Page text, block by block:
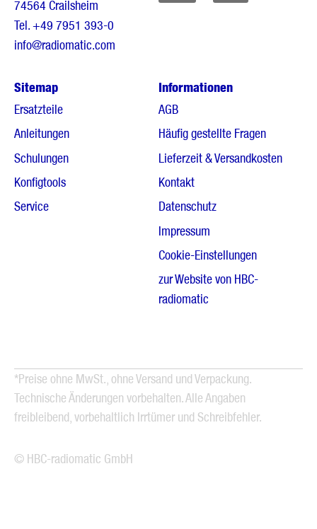
74564 Crailsheim
Tel.+49 7951 393-0
info@radiomatic.com
Sitemap
Ersatzteile
Anleitungen
Schulungen
Konfigtools
Service
Informationen
AGB
Häufig gestellte Fragen
Lieferzeit & Versandkosten
Kontakt
Datenschutz
Impressum
Cookie-Einstellungen
zur Website von HBC-
radiomatic
*Preise ohne MwSt., ohne Versand und Verpackung.
Technische Änderungen vorbehalten. Alle Angaben
freibleibend, vorbehaltlich Irrtümer und Schreibfehler.
© HBC-radiomatic GmbH